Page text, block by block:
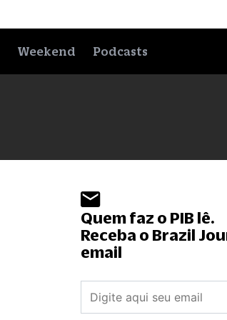
Weekend Podcasts
Quem faz o PIB lê.
Receba o Brazil
email